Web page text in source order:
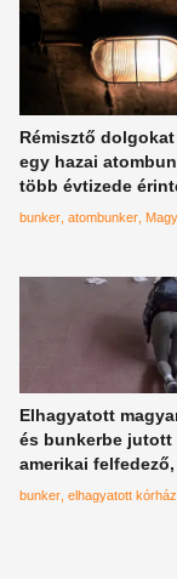
Rémisztő
egy hazai
több évtizede
a titokzatos óvóhely
bunker atombunker
Elhagyatott
és bunkerbe jutott
amerikai
vastüdőt is talált
bunker elhagyatott kórház